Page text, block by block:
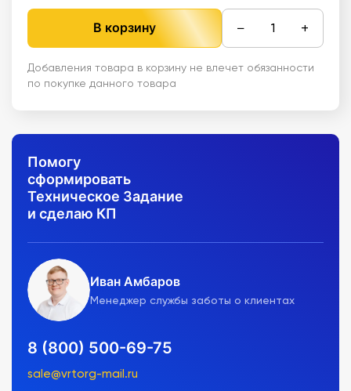
В корзину − +
Добавления товара в корзину не влечет обязанности
по покупке данного товара
Помогу
сформировать
Техническое Задание
и сделаю КП
Иван Амбаров
Менеджер службы заботы о клиентах
8 (800) 500-69-75
sale@vrtorg-mail.ru